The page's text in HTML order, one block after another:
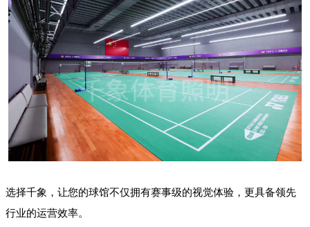
选择千象，让您的球馆不仅拥有赛事级的视觉体验，更具备领先
行业的运营效率。